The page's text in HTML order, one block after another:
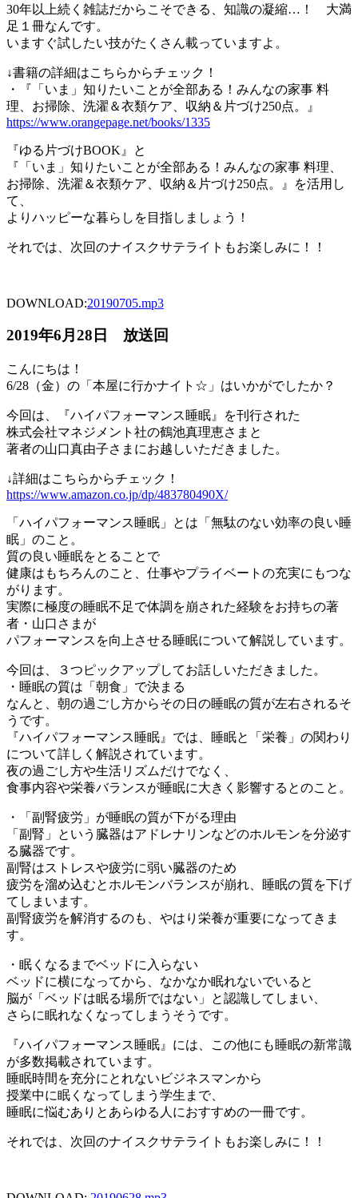
30年以上続く雑誌だからこそできる、知識の凝縮…！ 大満
足１冊なんです。
いますぐ試したい技がたくさん載っていますよ。
↓書籍の詳細はこちらからチェック！
・『「いま」知りたいことが全部ある！みんなの家事 料
理、お掃除、洗濯＆衣類ケア、収納＆片づけ250点。』
https://www.orangepage.net/books/1335
『ゆる片づけBOOK』と
『「いま」知りたいことが全部ある！みんなの家事 料理、
お掃除、洗濯＆衣類ケア、収納＆片づけ250点。』を活用し
て、
よりハッピーな暮らしを目指しましょう！
それでは、次回のナイスクサテライトもお楽しみに！！
DOWNLOAD:20190705.mp3
2019年6月28日 放送回
こんにちは！
6/28（金）の「本屋に行かナイト☆」はいかがでしたか？
今回は、『ハイパフォーマンス睡眠』を刊行された
株式会社マネジメント社の鶴池真理恵さまと
著者の山口真由子さまにお越しいただきました。
↓詳細はこちらからチェック！
https://www.amazon.co.jp/dp/483780490X/
「ハイパフォーマンス睡眠」とは「無駄のない効率の良い睡
眠」のこと。
質の良い睡眠をとることで
健康はもちろんのこと、仕事やプライベートの充実にもつな
がります。
実際に極度の睡眠不足で体調を崩された経験をお持ちの著
者・山口さまが
パフォーマンスを向上させる睡眠について解説しています。
今回は、３つピックアップしてお話しいただきました。
・睡眠の質は「朝食」で決まる
なんと、朝の過ごし方からその日の睡眠の質が左右されるそ
うです。
『ハイパフォーマンス睡眠』では、睡眠と「栄養」の関わり
について詳しく解説されています。
夜の過ごし方や生活リズムだけでなく、
食事内容や栄養バランスが睡眠に大きく影響するとのこと。
・「副腎疲労」が睡眠の質が下がる理由
「副腎」という臓器はアドレナリンなどのホルモンを分泌す
る臓器です。
副腎はストレスや疲労に弱い臓器のため
疲労を溜め込むとホルモンバランスが崩れ、睡眠の質を下げ
てしまいます。
副腎疲労を解消するのも、やはり栄養が重要になってきま
す。
・眠くなるまでベッドに入らない
ベッドに横になってから、なかなか眠れないでいると
脳が「ベッドは眠る場所ではない」と認識してしまい、
さらに眠れなくなってしまうそうです。
『ハイパフォーマンス睡眠』には、この他にも睡眠の新常識
が多数掲載されています。
睡眠時間を充分にとれないビジネスマンから
授業中に眠くなってしまう学生まで、
睡眠に悩むありとあらゆる人におすすめの一冊です。
それでは、次回のナイスクサテライトもお楽しみに！！